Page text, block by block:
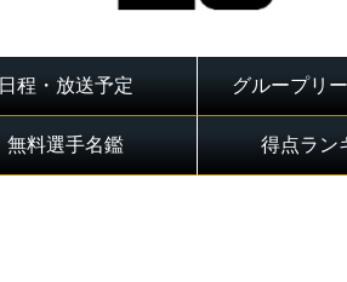
日程・放送予定 グループリ
無料選手名鑑 得点ラン